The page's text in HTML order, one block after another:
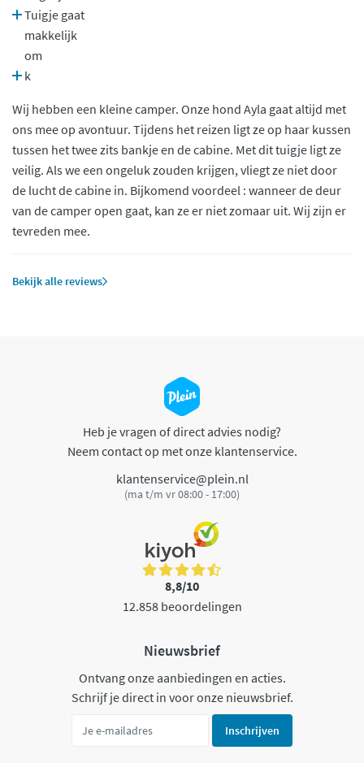
Tuigje gaat
makkelijk
om
k
Wij hebben een kleine camper. Onze hond Ayla gaat altijd met
ons mee op avontuur. Tijdens het reizen ligt ze op haar kussen
tussen het twee zits bankje en de cabine. Met dit tuigje ligt ze
veilig. Als we een ongeluk zouden krijgen, vliegt ze niet door
de lucht de cabine in. Bijkomend voordeel : wanneer de deur
van de camper open gaat, kan ze er niet zomaar uit. Wij zijn er
tevreden mee.
Bekijk alle reviews
Heb je vragen of direct advies nodig?
Neem contact op met onze klantenservice.
klantenservice@plein.nl
(ma t/m vr 08:00 - 17:00)
8,8/10
12.858 beoordelingen
Nieuwsbrief
Ontvang onze aanbiedingen en acties.
Schrijf je direct in voor onze nieuwsbrief.
Inschrijven